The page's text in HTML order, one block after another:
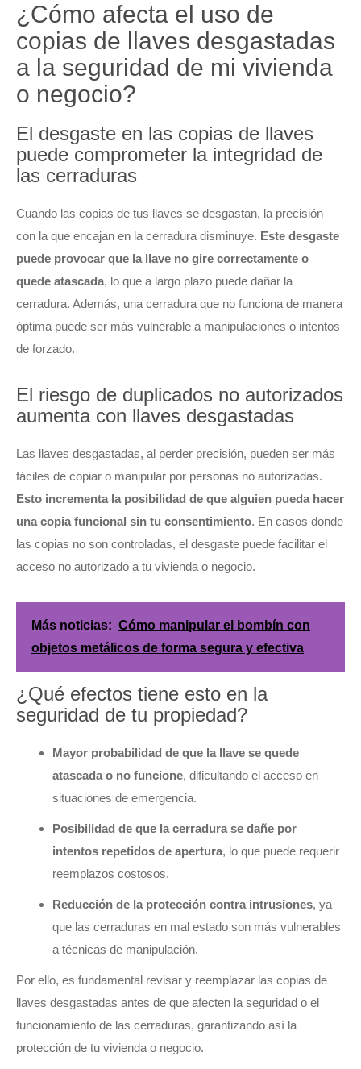
¿Cómo afecta el uso de
copias de llaves desgastadas
a la seguridad de mi vivienda
o negocio?
El desgaste en las copias de llaves
puede comprometer la integridad de
las cerraduras
Cuando las copias de tus llaves se desgastan, la precisión
con la que encajan en la cerradura disminuye. Este desgaste
puede provocar que la llave no gire correctamente o
quede atascada, lo que a largo plazo puede dañar la
cerradura. Además, una cerradura que no funciona de manera
óptima puede ser más vulnerable a manipulaciones o intentos
de forzado.
El riesgo de duplicados no autorizados
aumenta con llaves desgastadas
Las llaves desgastadas, al perder precisión, pueden ser más
fáciles de copiar o manipular por personas no autorizadas.
Esto incrementa la posibilidad de que alguien pueda hacer
una copia funcional sin tu consentimiento. En casos donde
las copias no son controladas, el desgaste puede facilitar el
acceso no autorizado a tu vivienda o negocio.
Más noticias: Cómo manipular el bombín con
objetos metálicos de forma segura y efectiva
¿Qué efectos tiene esto en la
seguridad de tu propiedad?
Mayor probabilidad de que la llave se quede
atascada o no funcione, dificultando el acceso en
situaciones de emergencia.
Posibilidad de que la cerradura se dañe por
intentos repetidos de apertura, lo que puede requerir
reemplazos costosos.
Reducción de la protección contra intrusiones, ya
que las cerraduras en mal estado son más vulnerables
a técnicas de manipulación.
Por ello, es fundamental revisar y reemplazar las copias de
llaves desgastadas antes de que afecten la seguridad o el
funcionamiento de las cerraduras, garantizando así la
protección de tu vivienda o negocio.